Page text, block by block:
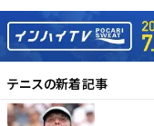
テニスの新着記事